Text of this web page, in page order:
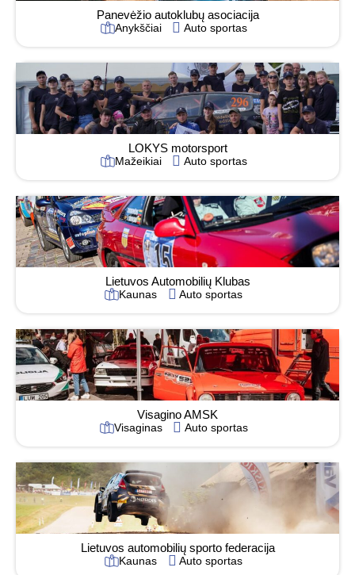
Panevėžio autoklubų asociacija
Anykščiai Auto sportas
LOKYS motorsport
Mažeikiai Auto sportas
Lietuvos Automobilių Klubas
Kaunas Auto sportas
Visagino AMSK
Visaginas Auto sportas
Lietuvos automobilių sporto federacija
Kaunas Auto sportas